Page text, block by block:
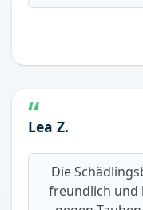
Lea Z.
Die
freundlich und